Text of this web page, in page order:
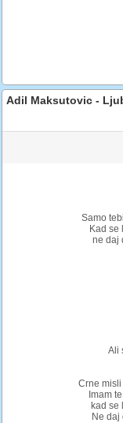
Adil Maksutovic -
Samo
Kad se
ne daj
Ali
Crne misli
Imam
kad se
Ne daj